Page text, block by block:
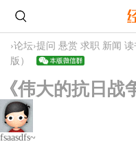
›论坛›提问 悬赏 求职 新闻 读
版）
《伟大的抗日战
fsaasdfs~